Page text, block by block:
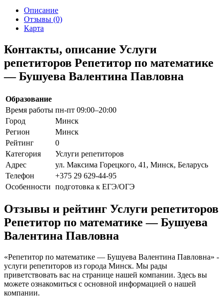
Описание
Отзывы (0)
Карта
Контакты, описание Услуги
репетиторов Репетитор по математике
— Бушуева Валентина Павловна
Образование
Время работы пн-пт 09:00–20:00
Город
Минск
Регион
Минск
Рейтинг
0
Категория
Услуги репетиторов
Адрес
ул. Максима Горецкого, 41, Минск, Беларусь
Телефон
+375 29 629-44-95
Особенности подготовка к ЕГЭ/ОГЭ
Отзывы и рейтинг Услуги репетиторов
Репетитор по математике — Бушуева
Валентина Павловна
«Репетитор по математике — Бушуева Валентина Павловна» -
услуги репетиторов из города Минск. Мы рады
приветствовать вас на странице нашей компании. Здесь вы
можете ознакомиться с основной информацией о нашей
компании.